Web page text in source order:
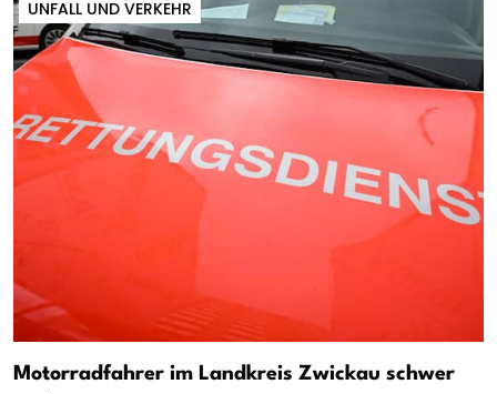
UNFALL UND VERKEHR
Motorradfahrer im Landkreis Zwickau schwer